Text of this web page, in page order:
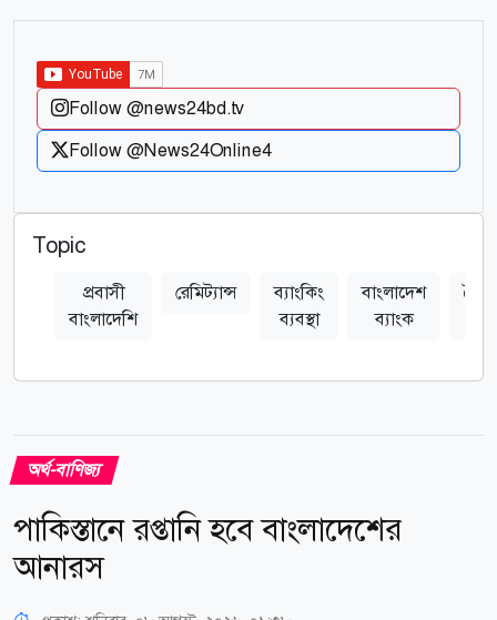
Follow @news24bd.tv
Follow @News24Online4
Topic
প্রবাসী
বাংলাদেশি
রেমিট্যান্স
ব্যাংকিং
ব্যবস্থা
বাংলাদেশ
ব্যাংক
অর্থ-বাণিজ্য
পাকিস্তানে রপ্তানি হবে বাংলাদেশের
আনারস